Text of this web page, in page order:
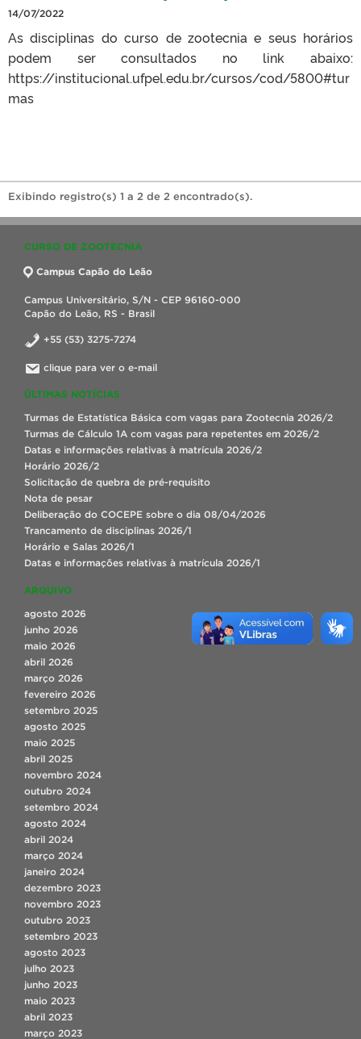
14/07/2022
As disciplinas do curso de zootecnia e seus horários
podem ser consultados no link abaixo:
https://institucional.ufpel.edu.br/cursos/cod/5800#tur
mas
Exibindo registro(s) 1 a 2 de 2 encontrado(s).
CURSO DE ZOOTECNIA
Campus Capão do Leão
Campus Universitário, S/N - CEP 96160-000
Capão do Leão, RS - Brasil
+55 (53) 3275-7274
clique para ver o e-mail
ÚLTIMAS NOTÍCIAS
Turmas de Estatística Básica com vagas para Zootecnia 2026/2
Turmas de Cálculo 1A com vagas para repetentes em 2026/2
Datas e informações relativas à matrícula 2026/2
Horário 2026/2
Solicitação de quebra de pré-requisito
Nota de pesar
Deliberação do COCEPE sobre o dia 08/04/2026
Trancamento de disciplinas 2026/1
Horário e Salas 2026/1
Datas e informações relativas à matrícula 2026/1
ARQUIVO
agosto 2026
junho 2026
maio 2026
abril 2026
março 2026
fevereiro 2026
setembro 2025
agosto 2025
maio 2025
abril 2025
novembro 2024
outubro 2024
setembro 2024
agosto 2024
abril 2024
março 2024
janeiro 2024
dezembro 2023
novembro 2023
outubro 2023
setembro 2023
agosto 2023
julho 2023
junho 2023
maio 2023
abril 2023
março 2023